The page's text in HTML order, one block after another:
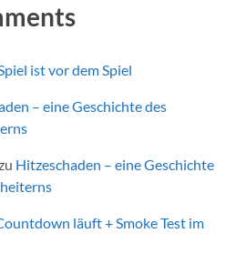
ist vor dem Spiel
– eine Geschichte des
Hitzeschaden – eine Geschichte
läuft + Smoke Test im